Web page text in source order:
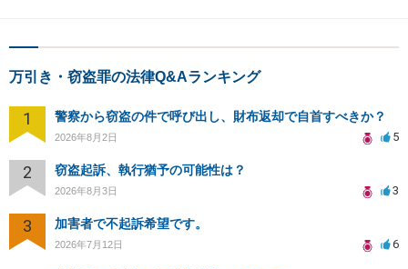
万引き・窃盗罪の法律Q&Aランキング
1 警察から窃盗の件で呼び出し、財布返却で自首すべきか？
2026年8月2日 5
2 窃盗起訴、執行猶予の可能性は？
2026年8月3日 3
3 加害者で不起訴希望です。
2026年7月12日 6